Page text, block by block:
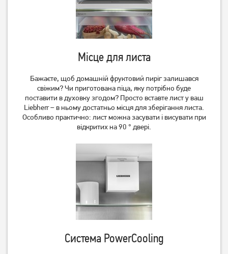
Холодильник двокамерний
Ardesto DTF-M212X143
Вбудований холодильник
Liebherr ICNd 5123
Місце для листа
Бажаєте, щоб домашній фруктовий пиріг залишався
свіжим? Чи приготована піца, яку потрібно буде
поставити в духовку згодом? Просто вставте лист у ваш
Liebherr – в ньому достатньо місця для зберігання листа.
Особливо практично: лист можна засувати і висувати при
відкритих на 90 ° двері.
Система PowerCooling